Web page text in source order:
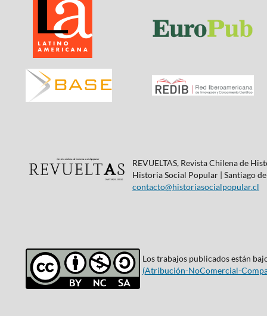
REVUELTAS, Revista Chilena de
Historia Social Popular | Santiago
contacto@historiasocialpopular.cl
Los trabajos publicados están
(Atribución-NoComercial-